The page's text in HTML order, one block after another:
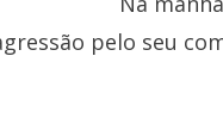
pelo seu